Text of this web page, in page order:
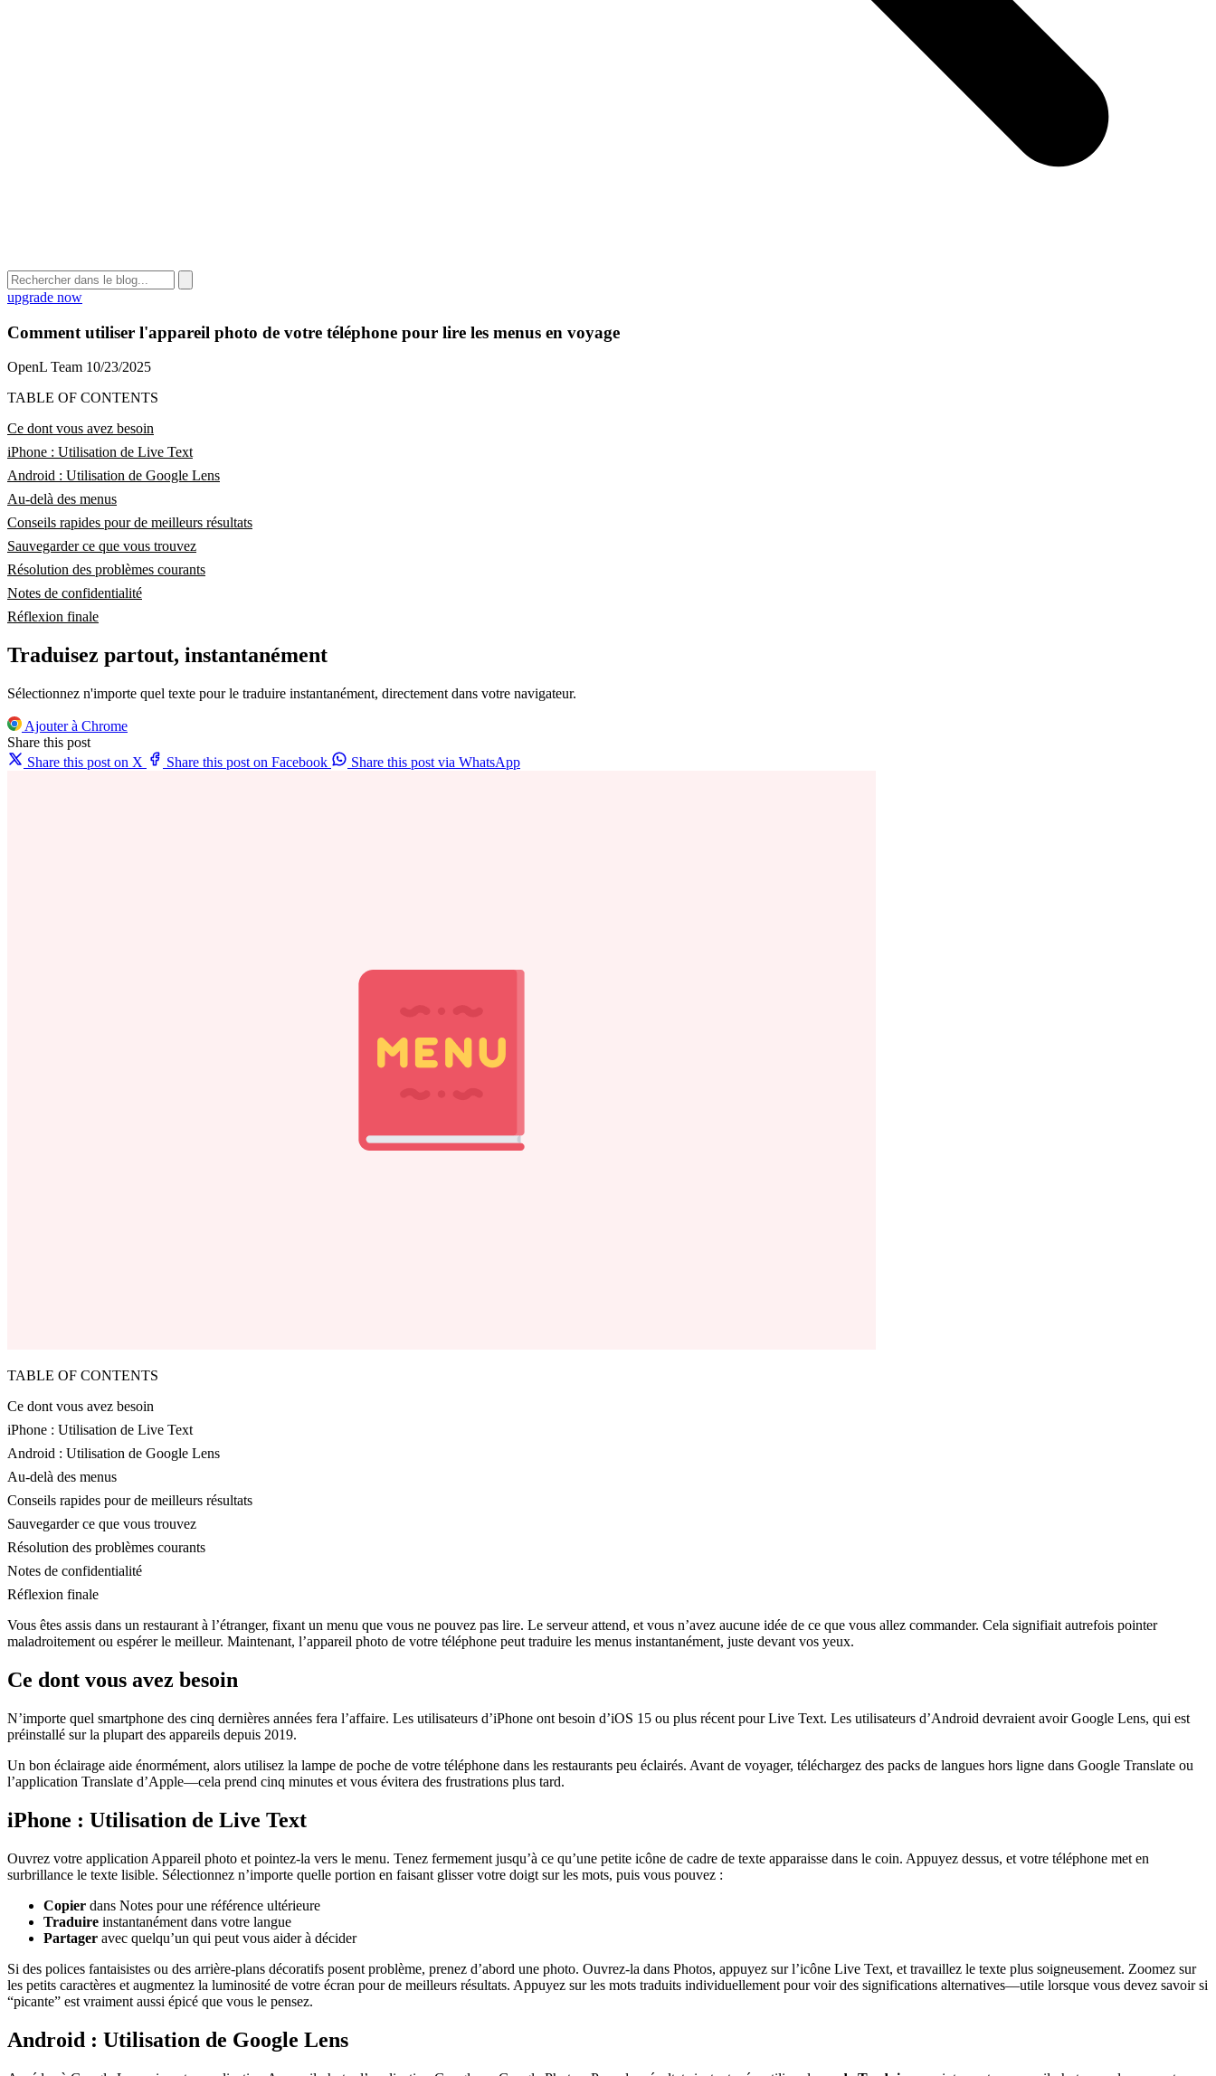
upgrade now
Comment utiliser l'appareil photo de votre téléphone pour lire les menus en voyage
OpenL Team 10/23/2025
TABLE OF CONTENTS
Ce dont vous avez besoin
iPhone : Utilisation de Live Text
Android : Utilisation de Google Lens
Au-delà des menus
Conseils rapides pour de meilleurs résultats
Sauvegarder ce que vous trouvez
Résolution des problèmes courants
Notes de confidentialité
Réflexion finale
Traduisez partout, instantanément
Sélectionnez n'importe quel texte pour le traduire instantanément, directement dans votre navigateur.
Ajouter à Chrome
Share this post
Share this post on X
Share this post on Facebook Share this post via WhatsApp
TABLE OF CONTENTS
Ce dont vous avez besoin
iPhone : Utilisation de Live Text
Android : Utilisation de Google Lens
Au-delà des menus
Conseils rapides pour de meilleurs résultats
Sauvegarder ce que vous trouvez
Résolution des problèmes courants
Notes de confidentialité
Réflexion finale
Vous êtes assis dans un restaurant à l’étranger, fixant un menu que vous ne pouvez pas lire. Le serveur attend, et vous n’avez aucune idée de ce que vous allez commander. Cela signifiait autrefois pointer
maladroitement ou espérer le meilleur. Maintenant, l’appareil photo de votre téléphone peut traduire les menus instantanément, juste devant vos yeux.
Ce dont vous avez besoin
N’importe quel smartphone des cinq dernières années fera l’affaire. Les utilisateurs d’iPhone ont besoin d’iOS 15 ou plus récent pour Live Text. Les utilisateurs d’Android devraient avoir Google Lens, qui est
préinstallé sur la plupart des appareils depuis 2019.
Un bon éclairage aide énormément, alors utilisez la lampe de poche de votre téléphone dans les restaurants peu éclairés. Avant de voyager, téléchargez des packs de langues hors ligne dans Google Translate ou
l’application Translate d’Apple—cela prend cinq minutes et vous évitera des frustrations plus tard.
iPhone : Utilisation de Live Text
Ouvrez votre application Appareil photo et pointez-la vers le menu. Tenez fermement jusqu’à ce qu’une petite icône de cadre de texte apparaisse dans le coin. Appuyez dessus, et votre téléphone met en
surbrillance le texte lisible. Sélectionnez n’importe quelle portion en faisant glisser votre doigt sur les mots, puis vous pouvez :
Copier dans Notes pour une référence ultérieure
Traduire instantanément dans votre langue
Partager avec quelqu’un qui peut vous aider à décider
Si des polices fantaisistes ou des arrière-plans décoratifs posent problème, prenez d’abord une photo. Ouvrez-la dans Photos, appuyez sur l’icône Live Text, et travaillez le texte plus soigneusement. Zoomez sur
les petits caractères et augmentez la luminosité de votre écran pour de meilleurs résultats. Appuyez sur les mots traduits individuellement pour voir des significations alternatives—utile lorsque vous devez savoir si
“picante” est vraiment aussi épicé que vous le pensez.
Android : Utilisation de Google Lens